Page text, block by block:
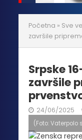
Početna » Sve
završile
Srpske
završile
24/06/2025
(Foto: Vaterpolo